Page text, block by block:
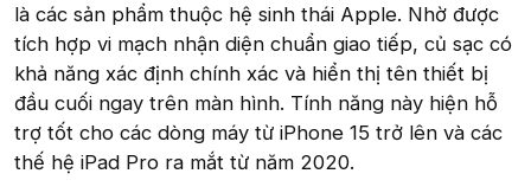
là các sản phẩm thuộc hệ sinh thái Apple. Nhờ được
tích hợp vi mạch nhận diện chuẩn giao tiếp, củ sạc có
khả năng xác định chính xác và hiển thị tên thiết bị
đầu cuối ngay trên màn hình. Tính năng này hiện hỗ
trợ tốt cho các dòng máy từ iPhone 15 trở lên và các
thế hệ iPad Pro ra mắt từ năm 2020.